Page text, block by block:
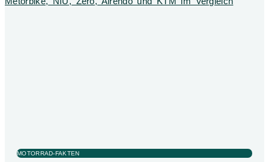
MOTORRAD-FAKTEN